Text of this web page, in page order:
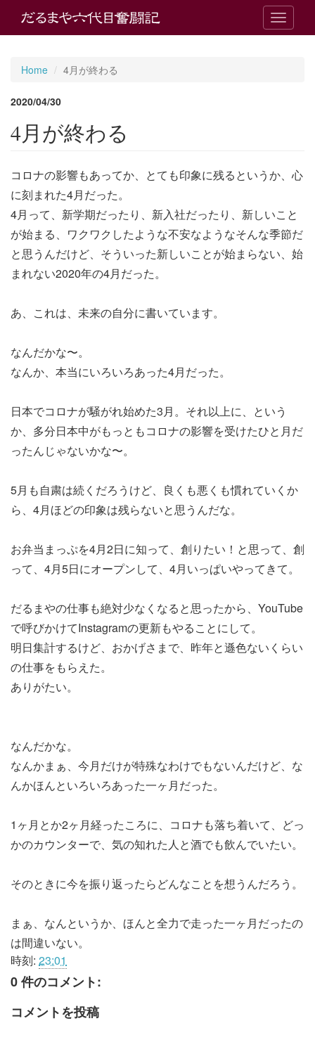
T
o
a
o
n
Home 4月が終わる
2020/04/30
4月が終わる
コロナの影響もあってか、とても印象に残るというか、心
に刻まれた4月だった。
4月って、新学期だったり、新入社だったり、新しいこと
が始まる、ワクワクしたような不安なようなそんな季節だ
と思うんだけど、そういった新しいことが始まらない、始
まれない2020年の4月だった。
あ、これは、未来の自分に書いています。
なんだかな〜。
なんか、本当にいろいろあった4月だった。
日本でコロナが騒がれ始めた3月。それ以上に、という
か、多分日本中がもっともコロナの影響を受けたひと月だ
ったんじゃないかな〜。
5月も自粛は続くだろうけど、良くも悪くも慣れていくか
ら、4月ほどの印象は残らないと思うんだな。
お弁当まっぷを4月2日に知って、創りたい！と思って、創
って、4月5日にオープンして、4月いっぱいやってきて。
だるまやの仕事も絶対少なくなると思ったから、YouTube
で呼びかけてInstagramの更新もやることにして。
明日集計するけど、おかげさまで、昨年と遜色ないくらい
の仕事をもらえた。
ありがたい。
なんだかな。
なんかまぁ、今月だけが特殊なわけでもないんだけど、な
んかほんといろいろあった一ヶ月だった。
1ヶ月とか2ヶ月経ったころに、コロナも落ち着いて、どっ
かのカウンターで、気の知れた人と酒でも飲んでいたい。
そのときに今を振り返ったらどんなことを想うんだろう。
まぁ、なんというか、ほんと全力で走った一ヶ月だったの
は間違いない。
時刻: 23:01
0 件のコメント:
コメントを投稿